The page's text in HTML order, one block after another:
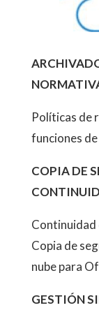
Políticas de
funciones
COPIA DE
Continuidad
Copia de
nube para
GESTIÓN